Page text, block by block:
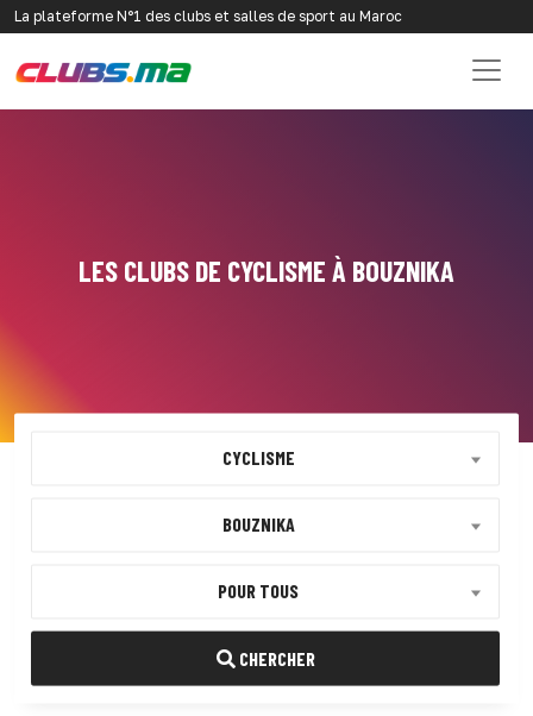
La plateforme N°1 des clubs et salles de sport au Maroc
LES CLUBS DE CYCLISME À BOUZNIKA
CYCLISME
BOUZNIKA
POUR TOUS
CHERCHER